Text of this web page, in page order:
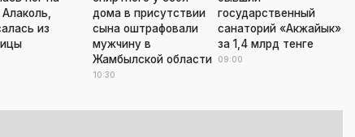
из
дома в присутствии
сына оштрафовали
мужчину в
Жамбылской области
10:30
государственный
санаторий «Акжайык»
за 1,4 млрд тенге
09:00